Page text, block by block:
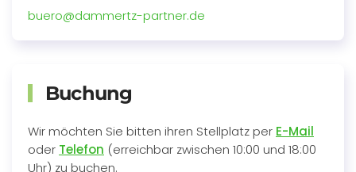
buero@dammertz-partner.de
Buchung
Wir möchten Sie bitten ihren Stellplatz per E-Mail
oder Telefon (erreichbar zwischen 10:00 und 18:00
Uhr) zu buchen.